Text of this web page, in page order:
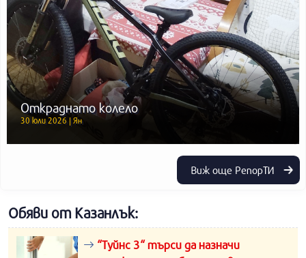
Откраднато колело
30 юли 2026 | Ян
Виж още РепорТИ
Обяви от Казанлък:
“Туйнс 3“ търси да назначи